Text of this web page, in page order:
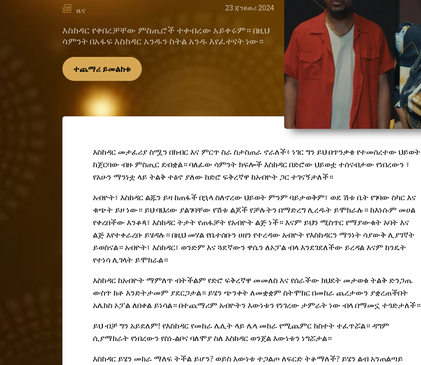
ዜና 23 ጃንዩወሪ 2024
እስከዳር የቀበረቻቸው ምስጢሮች ተቀብረው አይቀሩም። በዚህ
ሳምንት በአፋፍ እስከዳር አንዱን ስትል አንዱ እየፈተናት ነው።
ተጨማሪ ይመልከቱ
እስከዳር መታፈሪያ ስሟን በክብር እና ምርጥ ስራ ስታስጠራ ኖራለች፥ ነገር ግን ይህ በጥንቃቄ የተመሰረተው ህይወት
ከጀርባው ብዙ ምስጢር ደብቋል። ባለፈው ሳምንት ክፍሎች እስከዳር በድሮው ህይወቷ ተሰናብታው የነበረውን ፣
የአሁን ማንነቷ ላይ ትልቅ ተፅኖ ያለው ከድሮ ፍቅረኛዋ ከአብዮት ጋር ተገናኝታለች።
አብዮት፣ እስከዳር ልጁን ይዛ ከጠፋች በኋላ ስለኖረው ህይወት ምንም ባይታወቅም፣ ወደ ሽቱ ቤት የገባው ስካር እና
ቁጭት ይዞ ነው። ይህ ባህሪው ያልገባቸው የሽቱ ልጆች የቻሉትን በማድረግ ሊረዱት ይሞክራሉ። ከእነሱም መሀል
የቀረበችው እንቆጳ፣ እስከዳር ትታት የጠፋቻት የአብዮት ልጅ ነች። እናም ይህን ሚስጥር የማያውቁት አባት እና
ልጅ እየተቀራረቡ ይሄዳሉ። በዚህ መሃል የቤተሰቡን ሀዘን የተረዳው አብዮት የእስከዳርን ማንነት ሳያውቅ ሊያገኛት
ይወስናል። አብዮት፣ እስከዳር፣ ወንድም እና ጓደኛውን ዋሴን ለኦፓል ብላ እንደገደለችው ይረዳል እናም ከንዴት
የተነሳ ሊገላት ይሞክራል።
እስከዳር ከአብዮት ማምለጥ ብትችልም የድሮ ፍቅረኛዋ መመለስ እና የሰራችው ክህደት መታወቁ ትልቅ ድንጋጤ
ውስጥ ከቶ እንድትታመም ያደርጋታል። ይሄን ጭንቀት ለመቋቋም ስትሞክር በመከራ ጨረታውን ያቋረጠችበት
አሌክስ ኦፓል ለበቀል ይነሳል። በተጨማሪም አብዮትን እውነቱን የነገረው ታምራት ነው ብላ በማመኗ ተጎድታለች።
ይህ ብቻ ግን አይደለም! የእስከዳር የመከራ ሌሊት ላይ ሌላ መከራ የሚጨምር ክስተት ተፈጥሯል። ዳግም
ሲያማክራት የነበረውን የስነ-ልቦና ባለሞያ ስለ እስከዳር ወንጀል እውነቱን ነግሯታል።
እስከዳር ይሄን መከራ ማለፍ ትችል ይሆን? ወይስ እውነቱ ተጋልጦ ለፍርድ ትቆማለች? ይሄን ልብ አንጠልጣይ